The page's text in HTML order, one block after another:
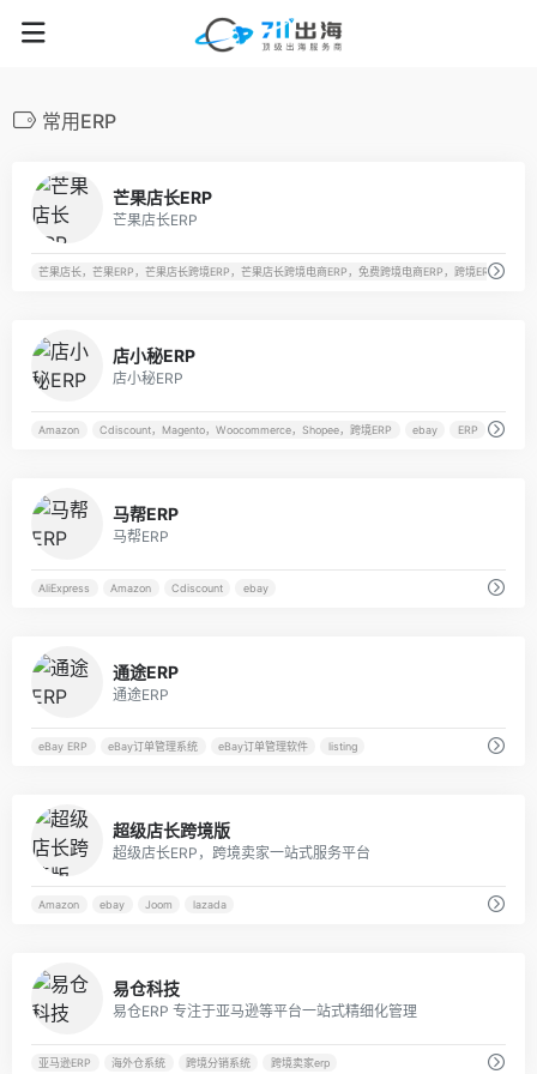
常用ERP
芒果店长ERP
芒果店长ERP
芒果店长，芒果ERP，芒果店长跨境ERP，芒果店长跨境电商ERP，免费跨境电商ERP，跨境ERP，跨
店小秘ERP
店小秘ERP
Amazon Cdiscount，Magento，Woocommerce，Shopee，跨境ERP ebay ERP
马帮ERP
马帮ERP
AliExpress Amazon Cdiscount ebay
通途ERP
通途ERP
eBay ERP eBay订单管理系统 eBay订单管理软件 listing
超级店长跨境版
超级店长ERP，跨境卖家一站式服务平台
Amazon ebay Joom lazada
易仓科技
易仓ERP 专注于亚马逊等平台一站式精细化管理
亚马逊ERP 海外仓系统 跨境分销系统 跨境卖家erp